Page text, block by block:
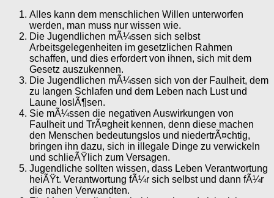
Alles kann dem menschlichen Willen unterworfen
werden, man muss nur wissen wie.
Die Jugendlichen mÃ¼ssen sich selbst
Arbeitsgelegenheiten im gesetzlichen Rahmen
schaffen, und dies erfordert von ihnen, sich mit dem
Gesetz auszukennen.
Die Jugendlichen mÃ¼ssen sich von der Faulheit, dem
zu langen Schlafen und dem Leben nach Lust und
Laune loslÃ¶sen.
Sie mÃ¼ssen die negativen Auswirkungen von
Faulheit und TrÃ¤gheit kennen, denn diese machen
den Menschen bedeutungslos und niedertrÃ¤chtig,
bringen ihn dazu, sich in illegale Dinge zu verwickeln
und schlieÃŸlich zum Versagen.
Jugendliche sollten wissen, dass Leben Verantwortung
heiÃŸt. Verantwortung fÃ¼r sich selbst und dann fÃ¼r
die nahen Verwandten.